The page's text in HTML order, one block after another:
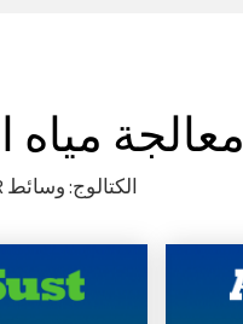
معالجة
الكتالوج: وسائط MBBR، موزع قرصي، موزع أنبوبي، جهاز ترسيب أنبوبي، آلة تجفيف الحمأة